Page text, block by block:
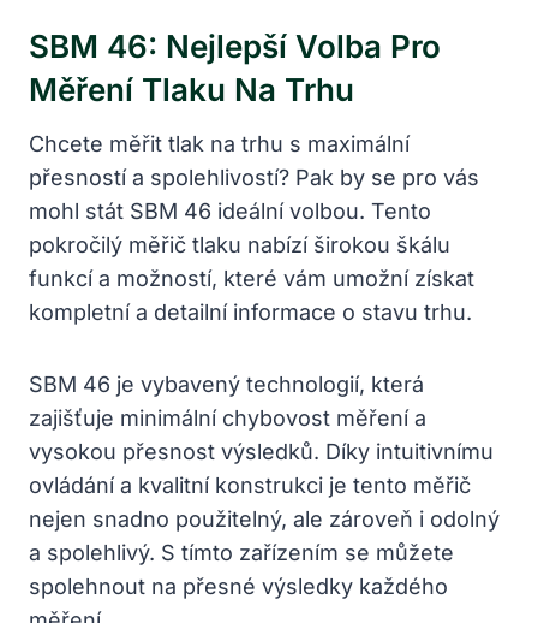
SBM 46: Nejlepší Volba Pro
Měření Tlaku Na Trhu
Chcete měřit tlak na trhu s maximální
přesností a spolehlivostí? Pak by se pro vás
mohl stát SBM 46 ideální volbou. Tento
pokročilý měřič tlaku nabízí širokou škálu
funkcí a možností, které vám umožní získat
kompletní a detailní informace o stavu trhu.
SBM 46 je vybavený technologií, která
zajišťuje minimální chybovost měření a
vysokou přesnost výsledků. Díky intuitivnímu
ovládání a kvalitní konstrukci je tento měřič
nejen snadno použitelný, ale zároveň i odolný
a spolehlivý. S tímto zařízením se můžete
spolehnout na přesné výsledky každého